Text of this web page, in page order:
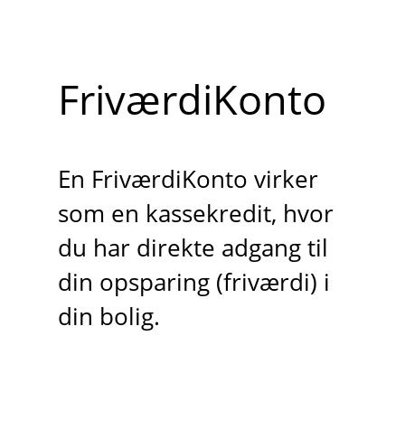
FriværdiKonto
En FriværdiKonto virker
som en kassekredit, hvor
du har direkte adgang til
din opsparing (friværdi) i
din bolig.